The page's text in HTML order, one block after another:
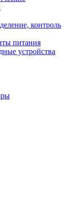
контроль
питания
устройства